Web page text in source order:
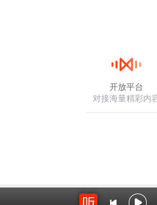
开放平台
对接海量精彩内